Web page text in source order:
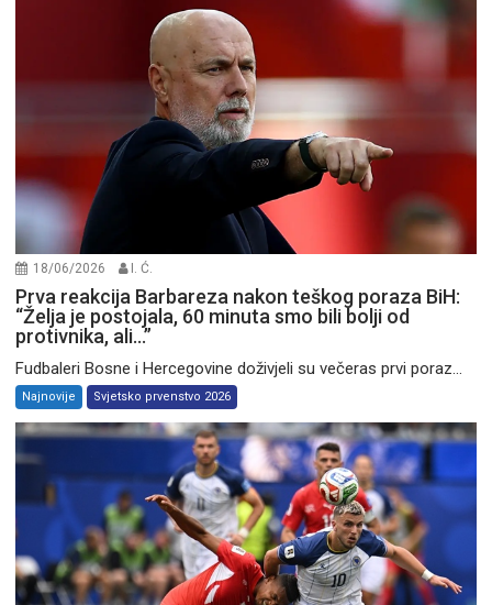
18/06/2026 I. Ć.
Prva reakcija Barbareza nakon teškog poraza BiH:
“Želja je postojala, 60 minuta smo bili bolji od
protivnika, ali…”
Fudbaleri Bosne i Hercegovine doživjeli su večeras prvi poraz...
Najnovije Svjetsko prvenstvo 2026